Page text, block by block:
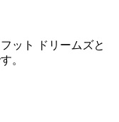
ット ドリームズと
。